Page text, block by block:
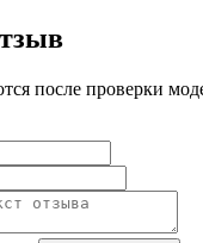
после проверки